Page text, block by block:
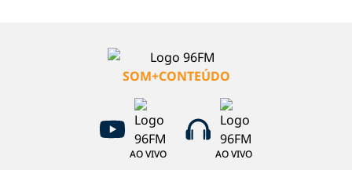
SOM+CONTEÚDO
AO VIVO AO VIVO